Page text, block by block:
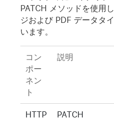
PATCH メソッドを使用
ジおよび PDF データタ
います。
コン
ポー
ネン
ト
説明
HTTP
PATCH